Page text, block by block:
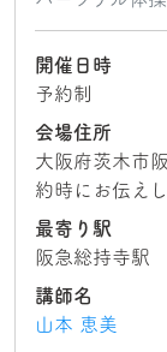
開催日時
予約制
会場住所
大阪府茨木市
約時にお伝えし
最寄り駅
阪急総持寺駅
講師名
山本 恵美